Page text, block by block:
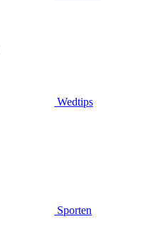
Wedtips
Sporten